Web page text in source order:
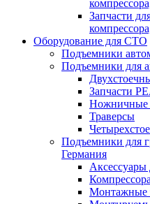
Запчасти
Оборудование для СТО
Подъемники
Подъемники для
Запчасти
Ножничные
Траверсы
Подъемники для
Германия
Компрессора
Монтажные